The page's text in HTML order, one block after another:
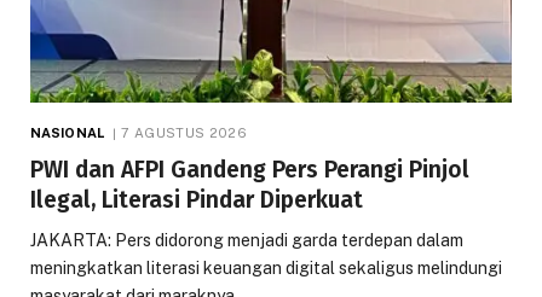
NASIONAL 7 AGUSTUS 2026
PWI dan AFPI Gandeng Pers Perangi Pinjol
Ilegal, Literasi Pindar Diperkuat
JAKARTA: Pers didorong menjadi garda terdepan dalam
meningkatkan literasi keuangan digital sekaligus melindungi